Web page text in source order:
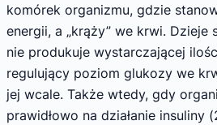
komórek organizmu, gdzie
energii, a „krąży” we krwi. Dzieje
nie produkuje wystarczającej
regulujący poziom glukozy we
jej wcale. Także wtedy, gdy
prawidłowo na działanie insuliny